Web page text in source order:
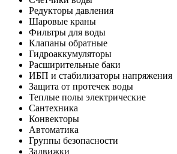
Редукторы давления
Шаровые краны
Фильтры для воды
Клапаны обратные
Гидроаккумуляторы
Расширительные баки
ИБП и стабилизаторы напряжения
Защита от протечек воды
Теплые полы электрические
Сантехника
Конвекторы
Автоматика
Группы безопасности
Задвижки